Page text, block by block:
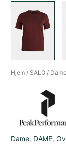
Hjem / SALG / Dame
Dame, DAME,